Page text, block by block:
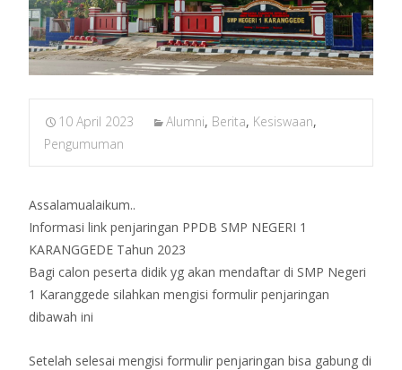
10 April 2023 Alumni, Berita, Kesiswaan,
Pengumuman
Assalamualaikum..
Informasi link penjaringan PPDB SMP NEGERI 1
KARANGGEDE Tahun 2023
Bagi calon peserta didik yg akan mendaftar di SMP Negeri
1 Karanggede silahkan mengisi formulir penjaringan
dibawah ini
Setelah selesai mengisi formulir penjaringan bisa gabung di